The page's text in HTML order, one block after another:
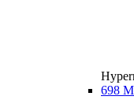
698